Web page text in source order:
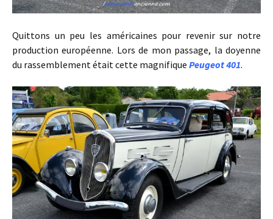
Quittons un peu les américaines pour revenir sur notre
production européenne. Lors de mon passage, la doyenne
du rassemblement était cette magnifique Peugeot 401.